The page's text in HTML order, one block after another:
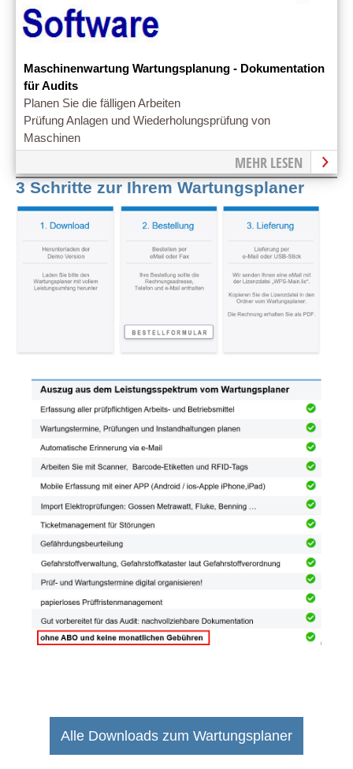
Maschinenwartung Wartungsplanung - Dokumentation
für Audits
Planen Sie die fälligen Arbeiten
Prüfung Anlagen und Wiederholungsprüfung von
Maschinen
MEHR LESEN
3 Schritte zur Ihrem Wartungsplaner
Alle Downloads zum Wartungsplaner